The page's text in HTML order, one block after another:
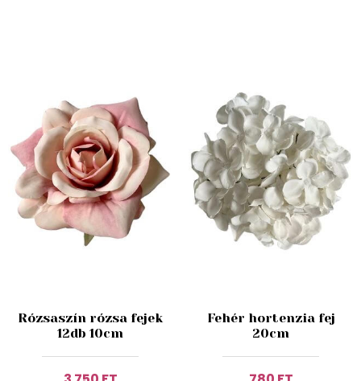
Rózsaszín rózsa fejek
12db 10cm
Fehér hortenzia fej
20cm